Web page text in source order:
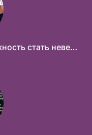
Не упусти уникальную возможность стать невероятно успешной и независимой!